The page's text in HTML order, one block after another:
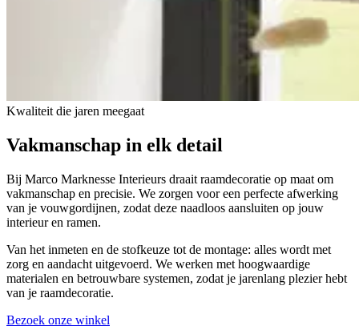
Kwaliteit die jaren meegaat
Vakmanschap in elk detail
Bij Marco Marknesse Interieurs draait raamdecoratie op maat om
vakmanschap en precisie. We zorgen voor een perfecte afwerking
van je vouwgordijnen, zodat deze naadloos aansluiten op jouw
interieur en ramen.
Van het inmeten en de stofkeuze tot de montage: alles wordt met
zorg en aandacht uitgevoerd. We werken met hoogwaardige
materialen en betrouwbare systemen, zodat je jarenlang plezier hebt
van je raamdecoratie.
Bezoek onze winkel